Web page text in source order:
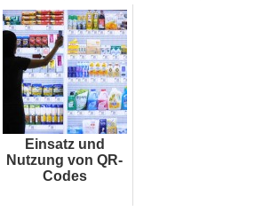
Einsatz und
Nutzung von QR-
Codes